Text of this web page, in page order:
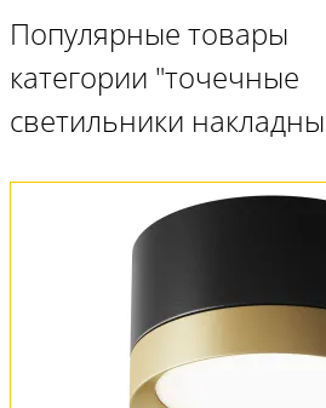
Популярные товары
категории "точечные
светильники